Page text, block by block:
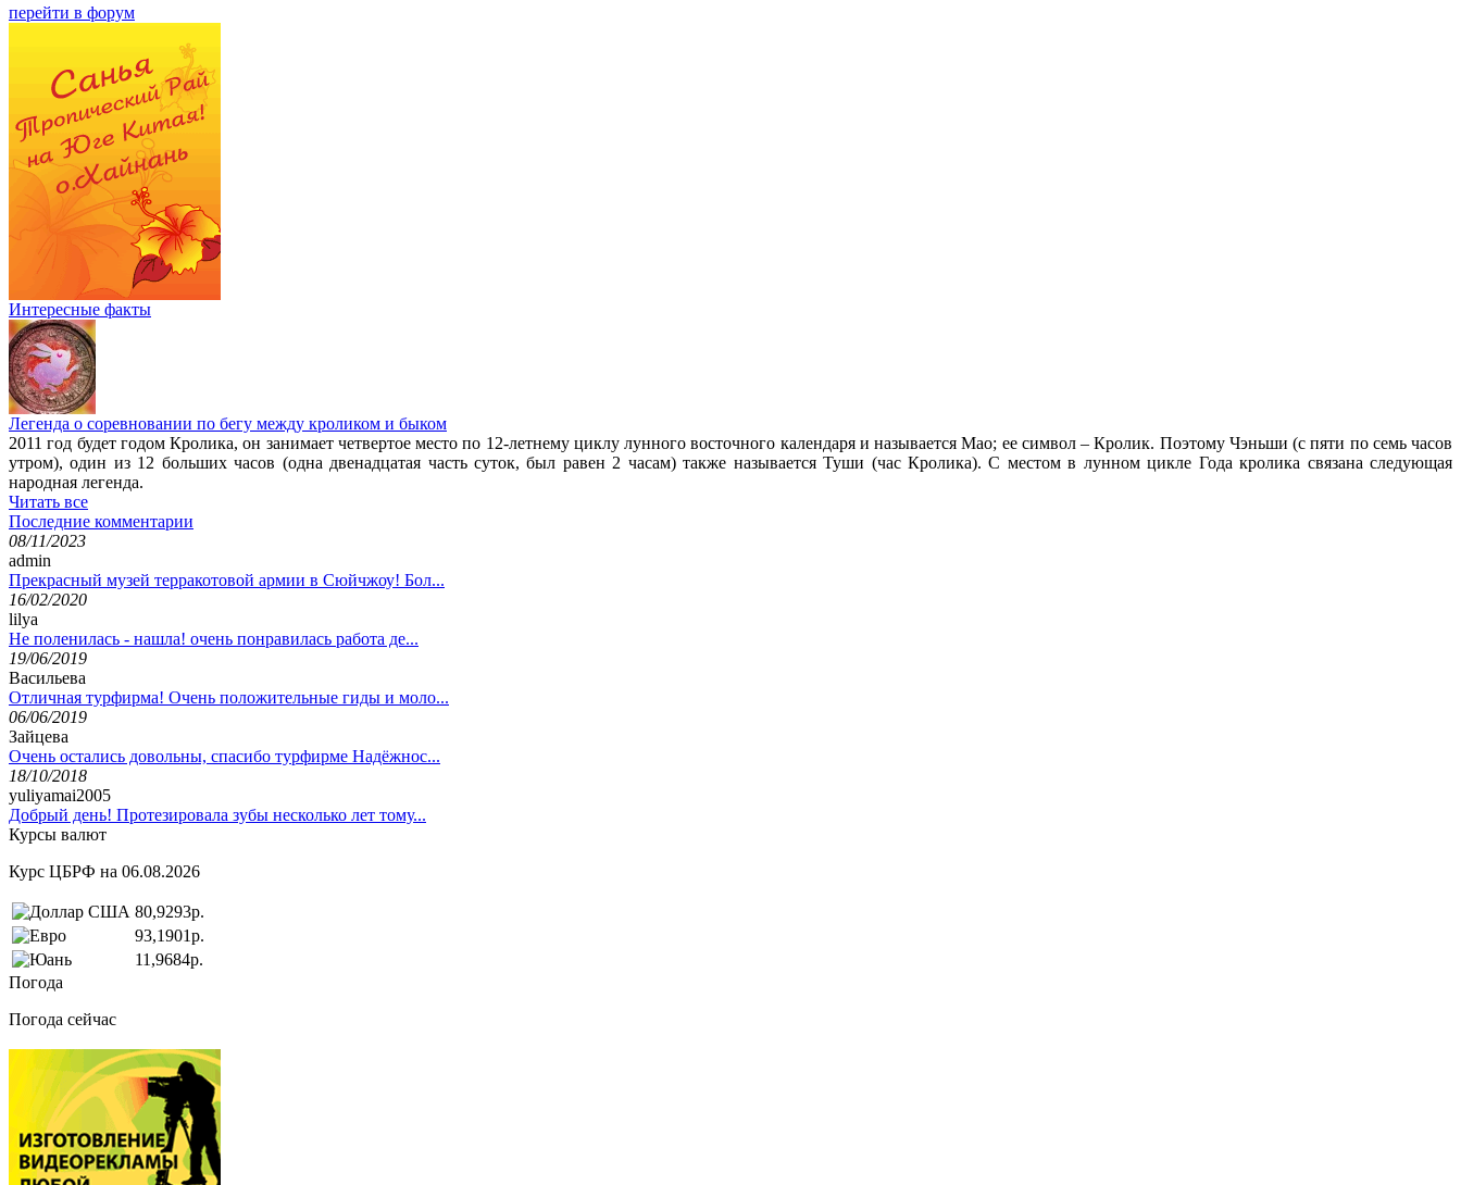
перейти в форум
Интересные факты
Легенда о соревновании по бегу между кроликом и быком
2011 год будет годом Кролика, он занимает четвертое место по 12-летнему циклу лунного восточного календаря и называется Мао; ее символ – Кролик. Поэтому Чэньши (с пяти по семь часов
утром), один из 12 больших часов (одна двенадцатая часть суток, был равен 2 часам) также называется Туши (час Кролика). С местом в лунном цикле Года кролика связана следующая
народная легенда.
Читать все
Последние комментарии
08/11/2023
admin
Прекрасный музей терракотовой армии в Сюйчжоу! Бол...
16/02/2020
lilya
Не поленилась - нашла! очень понравилась работа де...
19/06/2019
Васильева
Отличная турфирма! Очень положительные гиды и моло...
06/06/2019
Зайцева
Очень остались довольны, спасибо турфирме Надёжнос...
18/10/2018
yuliyamai2005
Добрый день! Протезировала зубы несколько лет тому...
Курсы валют
Курс ЦБРФ на 06.08.2026
80,9293р.
93,1901р.
11,9684р.
Погода
Погода сейчас